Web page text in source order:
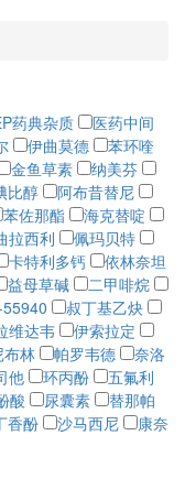
药典杂质
医药中间
伊曲莫德
苯环喹
金鱼草素
纳美芬
比醇
阿布昔替尼
苯佐那酯
海克替啶
拉西利
佩玛贝特
卡特利多钙
依林奈坦
益母草碱
二甲啡烷
55940
叔丁基乙炔
维达韦
伊索拉定
布林 帕罗韦德
奈洛
他 环丙酚
五氟利
酸 尿囊素
替那帕
香酚 沙马西尼
康奈